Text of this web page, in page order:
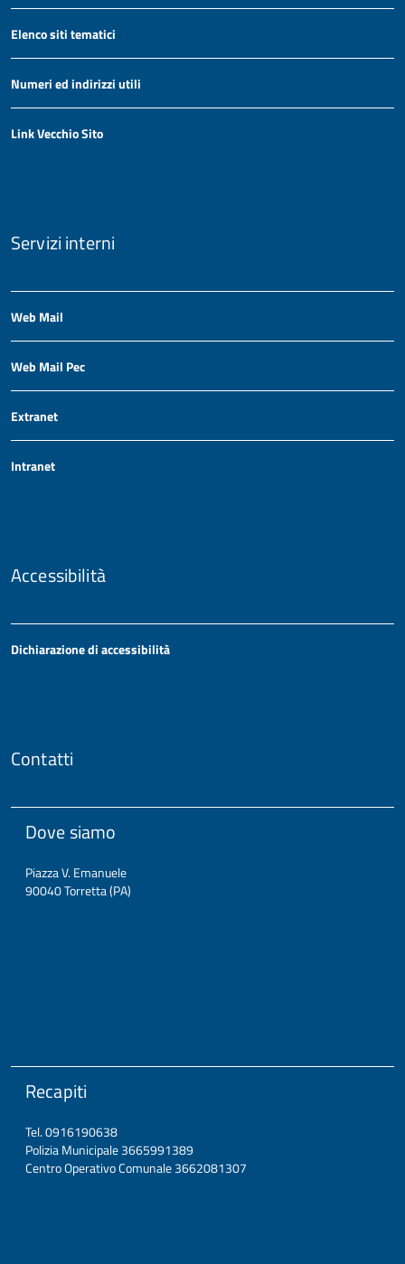
Elenco siti tematici
Numeri ed indirizzi utili
Link Vecchio Sito
Servizi interni
Web Mail
Web Mail Pec
Extranet
Intranet
Accessibilità
Dichiarazione di accessibilità
Contatti
Dove siamo
Piazza V. Emanuele
90040 Torretta (PA)
Recapiti
Tel. 0916190638
Polizia Municipale 3665991389
Centro Operativo Comunale 3662081307